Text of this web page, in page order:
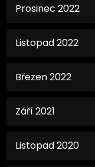
Prosinec 2022
Listopad 2022
Březen 2022
Září 2021
Listopad 2020